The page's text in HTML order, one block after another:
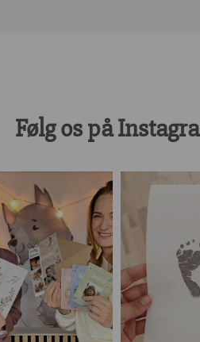
Følg os på